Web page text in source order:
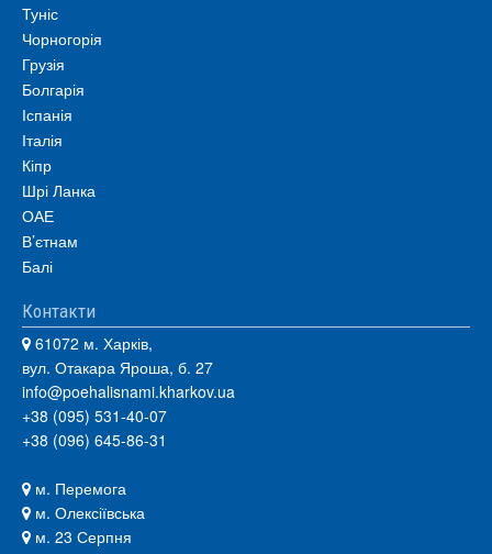
Туніс
Чорногорія
Грузія
Болгарія
Іспанія
Італія
Кіпр
Шрі Ланка
ОАЕ
В’єтнам
Балі
Контакти
61072 м. Харків,
вул. Отакара Яроша, б. 27
info@poehalisnami.kharkov.ua
+38 (095) 531-40-07
+38 (096) 645-86-31
м. Перемога
м. Олексіївська
м. 23 Серпня